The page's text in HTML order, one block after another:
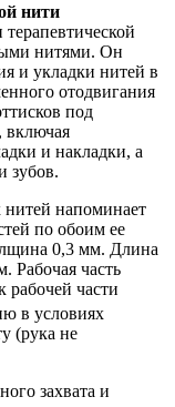
нити
терапевтической
нитями. Он
и укладки нитей в
отодвигания
под
включая
и накладки, а
зубов.
напоминает
по обоим ее
0,3 мм. Длина
Рабочая часть
рабочей части
в условиях
(рука не
захвата и